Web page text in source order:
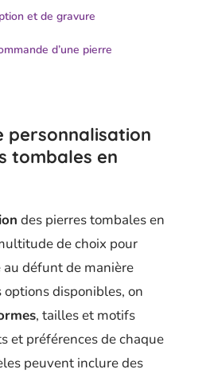
et de gravure
d’une pierre
personnalisation
tombales en
des pierres tombales en
de choix pour
défunt de manière
disponibles, on
, tailles et motifs
et préférences de chaque
peuvent inclure des